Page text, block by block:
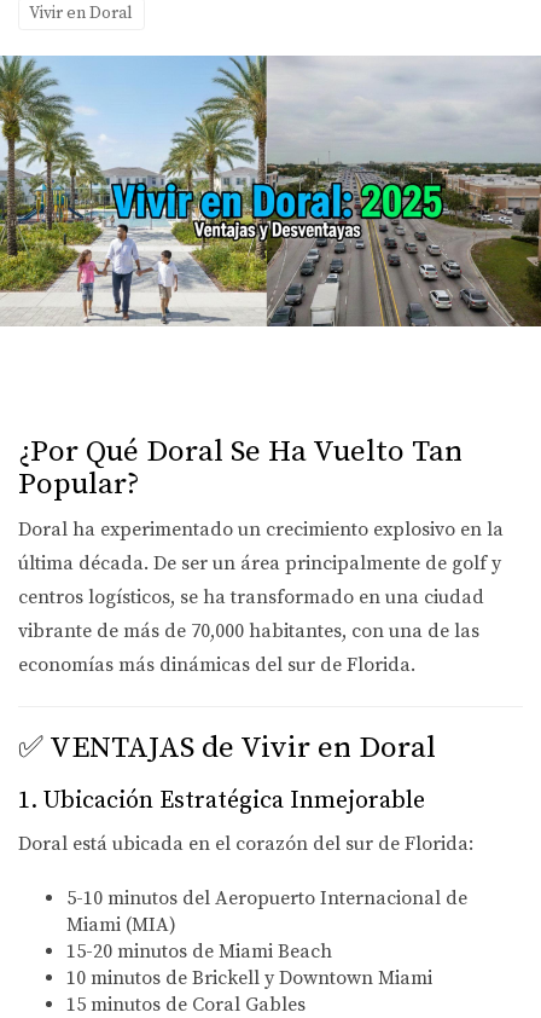
Vivir en Doral
¿Por Qué Doral Se Ha Vuelto Tan
Popular?
Doral ha experimentado un crecimiento explosivo en la
última década. De ser un área principalmente de golf y
centros logísticos, se ha transformado en una ciudad
vibrante de más de 70,000 habitantes, con una de las
economías más dinámicas del sur de Florida.
✅ VENTAJAS de Vivir en Doral
1. Ubicación Estratégica Inmejorable
Doral está ubicada en el corazón del sur de Florida:
5-10 minutos del Aeropuerto Internacional de
Miami (MIA)
15-20 minutos de Miami Beach
10 minutos de Brickell y Downtown Miami
15 minutos de Coral Gables